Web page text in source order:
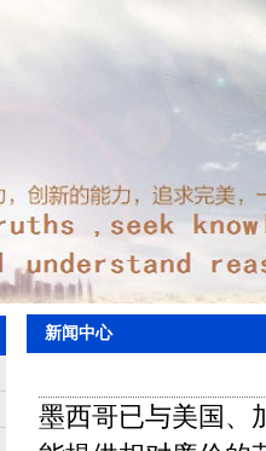
新闻中心
墨西哥已与美国、